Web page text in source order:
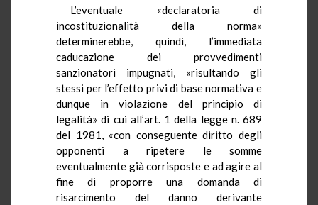
L’eventuale «declaratoria di
incostituzionalità della norma»
determinerebbe, quindi, l’immediata
caducazione dei provvedimenti
sanzionatori impugnati, «risultando gli
stessi per l’effetto privi di base normativa e
dunque in violazione del principio di
legalità» di cui all’art. 1 della legge n. 689
del 1981, «con conseguente diritto degli
opponenti a ripetere le somme
eventualmente già corrisposte e ad agire al
fine di proporre una domanda di
risarcimento del danno derivante